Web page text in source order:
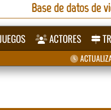
Base de datos de
ACTORES